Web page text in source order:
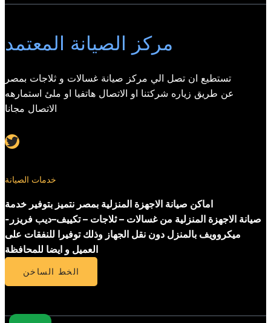
مركز الصيانة المعتمد
تستطيع ان تصل الي مركز صيانة غسالات و ثلاجات بمصر
عن طريق زياره شركتنا او الاتصال هاتفيا او ملئ استمارهه
الاتصال مجانا
Twitter
خدمات الصيانة
اماكن صيانة الاجهزة المنزلية بمصر نتميز بتوفير خدمة
صيانة الاجهزة المنزلية من غسالات – ثلاجات – تكييف–ديب فريزر-
ميكروويف بالمنزل دون نقل الجهاز وذلك توفيرا للنفقات على
العميل و ايضا للمحافظة
الخط الساخن